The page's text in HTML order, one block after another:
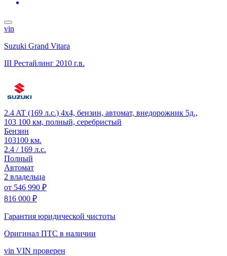
vin
Suzuki Grand Vitara
III Рестайлинг 2010 г.в.
2.4 AT (169 л.с.) 4x4, бензин, автомат, внедорожник 5д.,
103 100 км, полный, серебристый
Бензин
103100 км.
2.4 / 169 л.с.
Полный
Автомат
2 владельца
от 546 990 ₽
816 000 ₽
Гарантия юридической чистоты
Оригинал ПТС в наличии
vin VIN проверен